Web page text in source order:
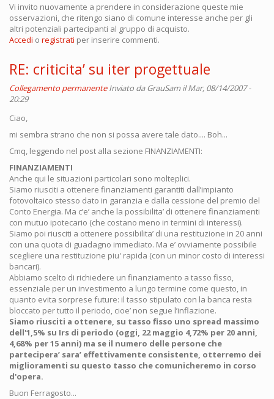
Vi invito nuovamente a prendere in considerazione queste mie
osservazioni, che ritengo siano di comune interesse anche per gli
altri potenziali partecipanti al gruppo di acquisto.
Accedi o registrati per inserire commenti.
RE: criticita’ su iter progettuale
Collegamento permanente Inviato daGrauSamil Mar, 08/14/2007 -
20:29
Ciao,
mi sembra strano che non si possa avere tale dato.... Boh...
Cmq, leggendo nel post alla sezione FINANZIAMENTI:
FINANZIAMENTI
Anche qui le situazioni particolari sono molteplici.
Siamo riusciti a ottenere finanziamenti garantiti dall’impianto
fotovoltaico stesso dato in garanzia e dalla cessione del premio del
Conto Energia. Ma c’e’ anche la possibilita’ di ottenere finanziamenti
con mutuo ipotecario (che costano meno in termini di interessi).
Siamo poi riusciti a ottenere possibilita’ di una restituzione in 20 anni
con una quota di guadagno immediato. Ma e’ ovviamente possibile
scegliere una restituzione piu' rapida (con un minor costo di interessi
bancari).
Abbiamo scelto di richiedere un finanziamento a tasso fisso,
essenziale per un investimento a lungo termine come questo, in
quanto evita sorprese future: il tasso stipulato con la banca resta
bloccato per tutto il periodo, cioe’ non segue l’inflazione.
Siamo riusciti a ottenere, su tasso fisso uno spread massimo
dell'1,5% su Irs di periodo (oggi, 22 maggio 4,72% per 20 anni,
4,68% per 15 anni) ma se il numero delle persone che
partecipera’ sara’ effettivamente consistente, otterremo dei
miglioramenti su questo tasso che comunicheremo in corso
d'opera.
Buon Ferragosto...